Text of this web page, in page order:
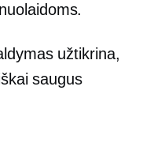
užtikrina,
saugus